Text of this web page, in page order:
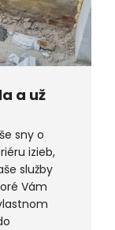
a už
sny o
izieb,
služby
Vám